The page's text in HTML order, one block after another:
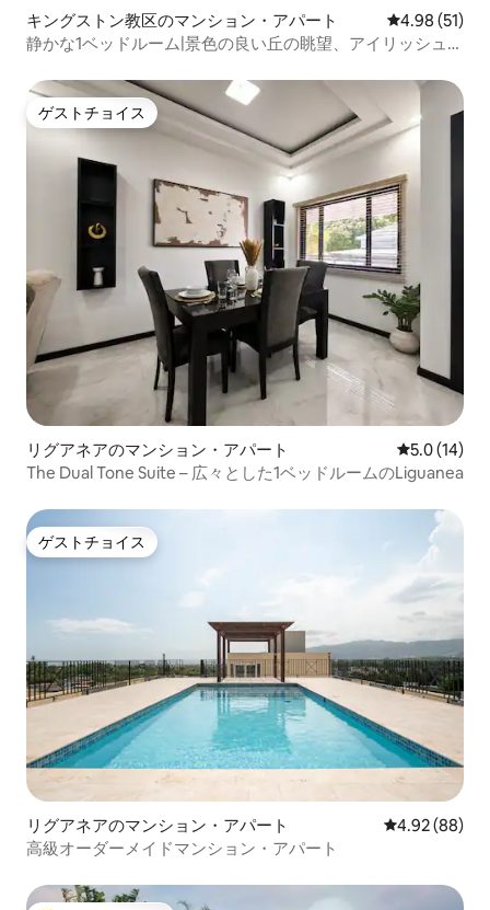
キングストン教区のマンション・アパート レビュー51
4.98 (51)
静かな1ベッドルーム|景色の良い丘の眺望、アイリッシュタ
ゲストチョイス
ゲストチョイス
リグアネアのマンション・アパート レビュー14
5.0 (14)
The Dual Tone Suite – 広々とした1ベッドルームのLiguanea
ゲストチョイス
ゲストチョイス
リグアネアのマンション・アパート レビュー88
4.92 (88)
高級オーダーメイドマンション・アパート